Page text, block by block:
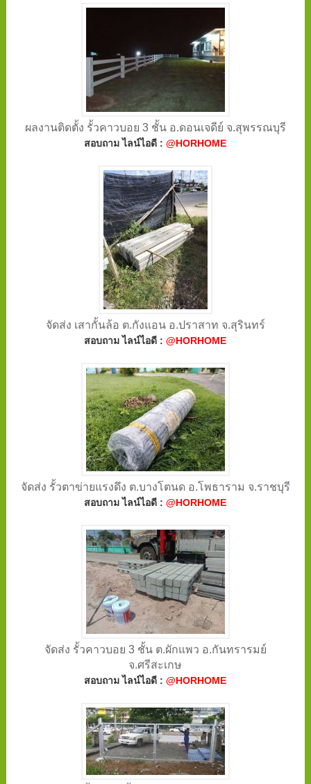
ผลงานติดตั้ง รั้วคาวบอย 3 ชั้น อ.ดอนเจดีย์ จ.สุพรรณบุรี
สอบถาม ไลน์ไอดี :@HORHOME
จัดส่ง เสากั้นล้อ ต.กังแอน อ.ปราสาท จ.สุรินทร์
สอบถาม ไลน์ไอดี :@HORHOME
จัดส่ง รั้วตาข่ายแรงดึง ต.บางโตนด อ.โพธาราม จ.ราชบุรี
สอบถาม ไลน์ไอดี :@HORHOME
จัดส่ง รั้วคาวบอย 3 ชั้น ต.ผักแพว อ.กันทรารมย์
จ.ศรีสะเกษ
สอบถาม ไลน์ไอดี :@HORHOME